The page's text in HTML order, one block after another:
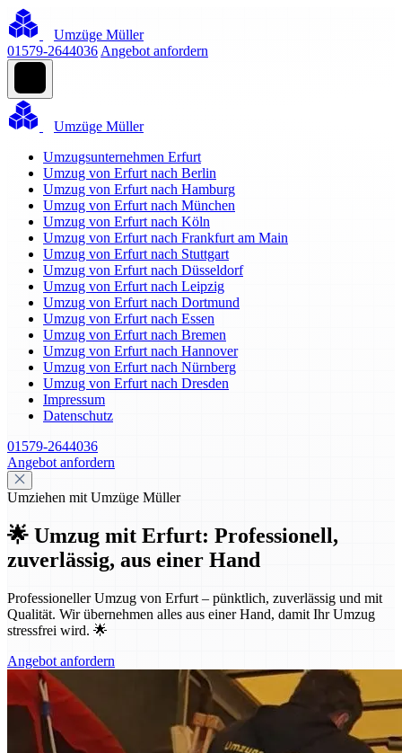
Umzüge Müller
01579-2644036 Angebot anfordern
Umzüge Müller
Umzugsunternehmen Erfurt
Umzug von Erfurt nach Berlin
Umzug von Erfurt nach Hamburg
Umzug von Erfurt nach München
Umzug von Erfurt nach Köln
Umzug von Erfurt nach Frankfurt am Main
Umzug von Erfurt nach Stuttgart
Umzug von Erfurt nach Düsseldorf
Umzug von Erfurt nach Leipzig
Umzug von Erfurt nach Dortmund
Umzug von Erfurt nach Essen
Umzug von Erfurt nach Bremen
Umzug von Erfurt nach Hannover
Umzug von Erfurt nach Nürnberg
Umzug von Erfurt nach Dresden
Impressum
Datenschutz
01579-2644036
Angebot anfordern
Umziehen mit Umzüge Müller
🌟 Umzug mit Erfurt: Professionell,
zuverlässig, aus einer Hand
Professioneller Umzug von Erfurt – pünktlich, zuverlässig und mit
Qualität. Wir übernehmen alles aus einer Hand, damit Ihr Umzug
stressfrei wird. 🌟
Angebot anfordern